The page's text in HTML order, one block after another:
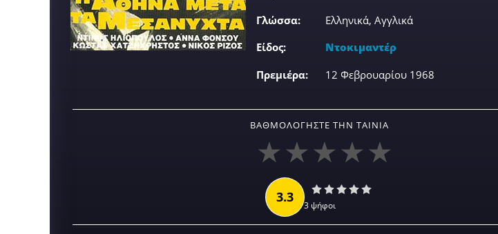
Γλώσσα:
Ελληνικά, Αγγλικά
Είδος:
Ντοκιμαντέρ
Πρεμιέρα:
12 Φεβρουαρίου 1968
ΒΑΘΜΟΛΟΓΉΣΤΕ ΤΗΝ ΤΑΙΝΊΑ
3.3 3 ψήφοι